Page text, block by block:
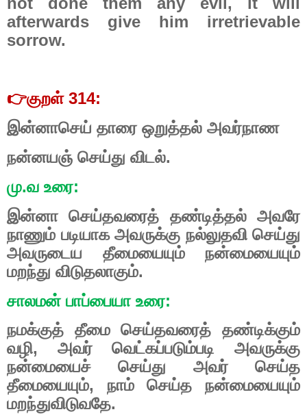
afterwards give him irretrievable
sorrow.
👉குறள் 314:
இன்னாசெய் தாரை ஒறுத்தல் அவர்நாண
நன்னயஞ் செய்து விடல்.
மு.வ உரை:
இன்னா செய்தவரைத் தண்டித்தல் அவரே
நாணும் படியாக அவருக்கு நல்லுதவி செய்து
அவருடைய தீமையையும் நன்மையையும்
மறந்து விடுதலாகும்.
சாலமன் பாப்பையா உரை:
நமக்குத் தீமை செய்தவரைத் தண்டிக்கும்
வழி, அவர் வெட்கப்படும்படி அவருக்கு
நன்மையைச் செய்து அவர் செய்த
தீமையையும், நாம் செய்த நன்மையையும்
மறந்துவிடுவதே.